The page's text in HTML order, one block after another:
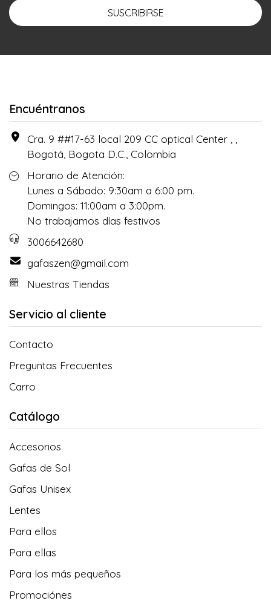
SUSCRIBIRSE
Encuéntranos
Cra. 9 ##17-63 local 209 CC optical Center , ,
Bogotá, Bogota D.C., Colombia
Horario de Atención:
Lunes a Sábado: 9:30am a 6:00 pm.
Domingos: 11:00am a 3:00pm.
No trabajamos días festivos
3006642680
gafaszen@gmail.com
Nuestras Tiendas
Servicio al cliente
Contacto
Preguntas Frecuentes
Carro
Catálogo
Accesorios
Gafas de Sol
Gafas Unisex
Lentes
Para ellos
Para ellas
Para los más pequeños
Promociónes